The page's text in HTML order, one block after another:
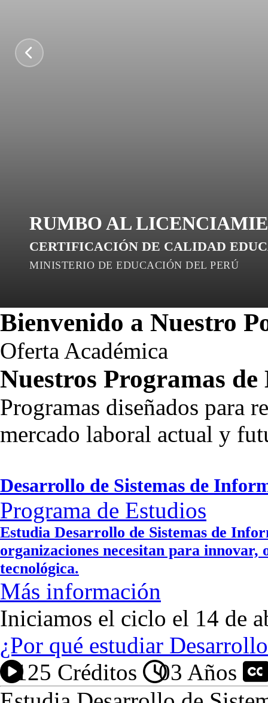
Profesional
RUMBO AL
CERTIFICACIÓN DE CALIDAD
MINISTERIO DE EDUCACIÓN DEL PERÚ
Bienvenido a Nuestro
Oferta Académica
Nuestros Programas de
Programas diseñados para
mercado laboral actual y
Desarrollo de Sistemas de
Programa de Estudios
Estudia Desarrollo de Sistemas de
organizaciones necesitan para
tecnológica.
Más información
Iniciamos el ciclo el 14 de
¿Por qué estudiar
125 Créditos
03 Años